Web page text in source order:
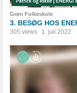
Grøn Folkeskole
3. BESØG HOS
305 views 1. juli 2022